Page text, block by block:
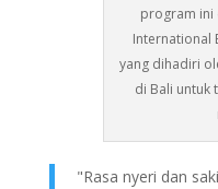
program ini
International
yang dihadiri
di Bali untuk
"Rasa nyeri dan